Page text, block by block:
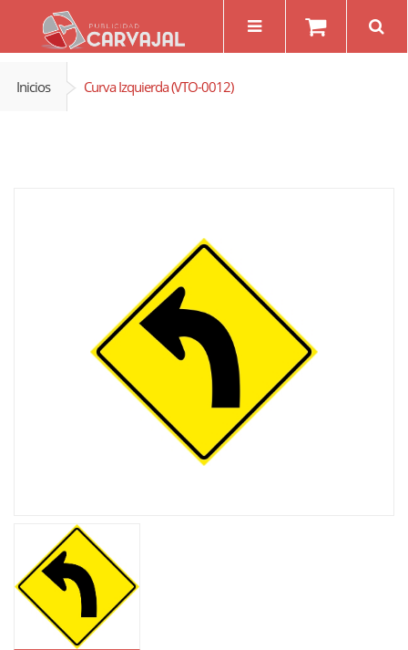
Inicios Curva Izquierda (VTO-0012)